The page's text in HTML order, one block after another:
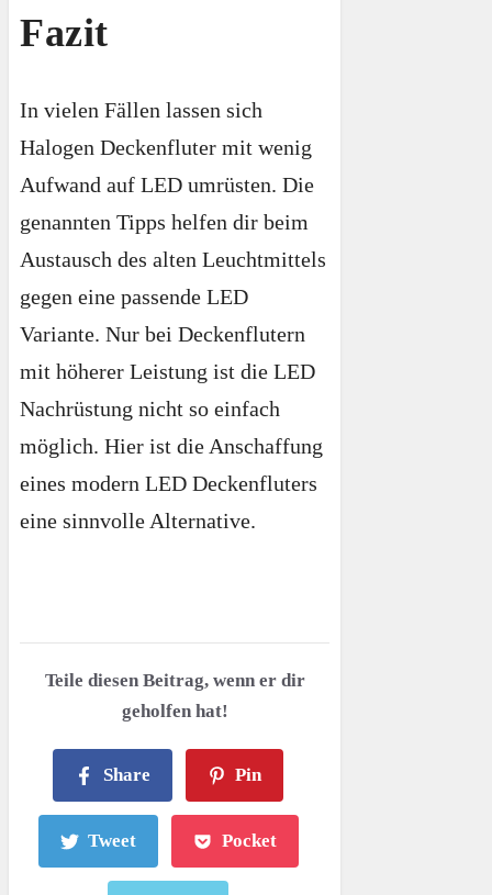
Fazit
In vielen Fällen lassen sich
Halogen Deckenfluter mit wenig
Aufwand auf LED umrüsten. Die
genannten Tipps helfen dir beim
Austausch des alten Leuchtmittels
gegen eine passende LED
Variante. Nur bei Deckenflutern
mit höherer Leistung ist die LED
Nachrüstung nicht so einfach
möglich. Hier ist die Anschaffung
eines modern LED Deckenfluters
eine sinnvolle Alternative.
Teile diesen Beitrag, wenn er dir
geholfen hat!
Share Pin
Tweet Pocket